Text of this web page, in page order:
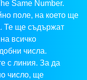
Same Number.
поле, на което ще
Те ще съдържат
всичко
числа.
с линия. За да
число, ще